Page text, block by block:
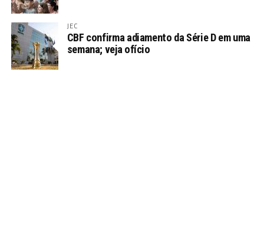
JEC
CBF confirma adiamento da Série D em uma
semana; veja ofício